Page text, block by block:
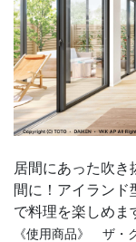
居間にあった吹
間に！アイランド
で料理を楽しめま
《使用商品》 ザ・